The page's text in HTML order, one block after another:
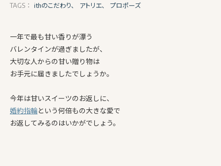
TAGS： ithのこだわり、 アトリエ、 プロポーズ
一年で最も甘い香りが漂う
バレンタインが過ぎましたが、
大切な人からの甘い贈り物は
お手元に届きましたでしょうか。
今年は甘いスイーツのお返しに、
婚約指輪という何倍もの大きな愛で
お返してみるのはいかがでしょう。